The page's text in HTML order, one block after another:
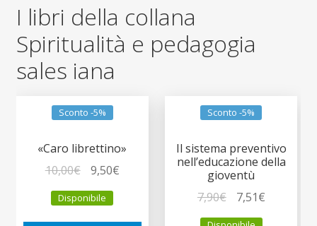
I libri della collana
Spiritualità e pedagogia
sales iana
Sconto -5%
«Caro librettino»
10,00€
prezzo
originale
era:
9,50€Il
è:
Disponibile
Sconto -5%
Il sistema preventivo
nell’educazione della
gioventù
7,90€
prezzo
7,51€Il